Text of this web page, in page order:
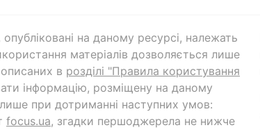
на даному ресурсі, належать
матеріалів дозволяється лише
в розділі "Правила користування
інформацію, розміщену на даному
при дотриманні наступних умов:
focus.ua, згадки першоджерела не нижче